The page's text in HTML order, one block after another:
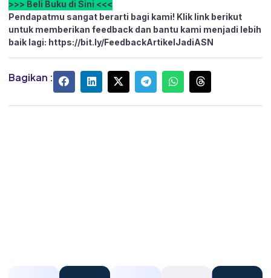
>>> Beli Buku di Sini <<<
Pendapatmu sangat berarti bagi kami! Klik link berikut
untuk memberikan feedback dan bantu kami menjadi lebih
baik lagi: https://bit.ly/FeedbackArtikelJadiASN
Bagikan :